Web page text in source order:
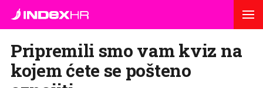
Pripremili smo vam kviz na
kojem ćete se pošteno